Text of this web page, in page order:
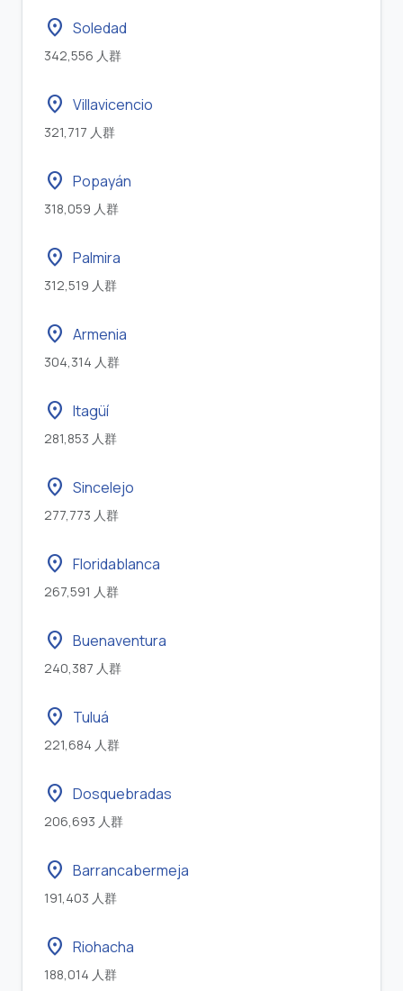
location_on Soledad
342,556 人群
location_on Villavicencio
321,717 人群
location_on Popayán
318,059 人群
location_on Palmira
312,519 人群
location_on Armenia
304,314 人群
location_on Itagüí
281,853 人群
location_on Sincelejo
277,773 人群
location_on Floridablanca
267,591 人群
location_on Buenaventura
240,387 人群
location_on Tuluá
221,684 人群
location_on Dosquebradas
206,693 人群
location_on Barrancabermeja
191,403 人群
location_on Riohacha
188,014 人群